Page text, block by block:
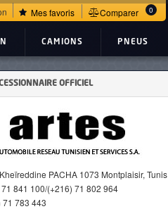
Mes favoris Comparer 0
CAMIONS PNEUS
OFFICIEL
PACHA 1073 Montplaisir, Tunis
841 100/(+216) 71 802 964
71 783 443